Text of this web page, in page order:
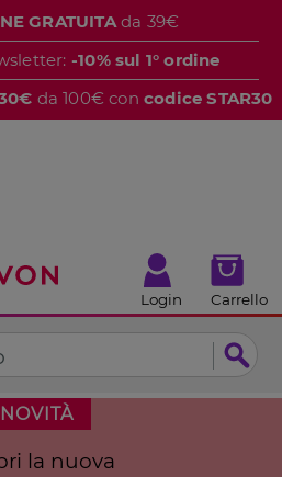
GRATUITAda 39€
-10% sul 1° ordine
da 100€ con codice STAR30
Login Carrello
NOVITÀ
la nuova
CHIUDI